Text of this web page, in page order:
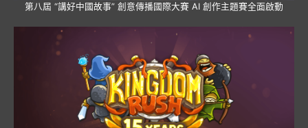
第八屆 “講好中國故事” 創意傳播國際大賽 AI 創作主題賽全面啟動